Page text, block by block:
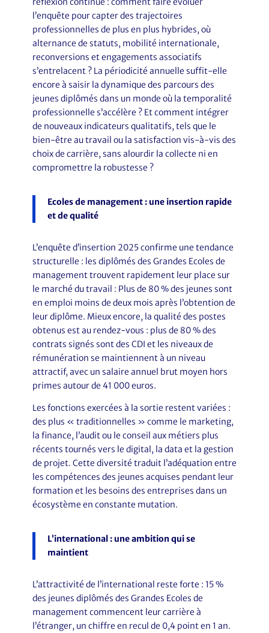
l’enquête pour capter des trajectoires
professionnelles de plus en plus hybrides, où
alternance de statuts, mobilité internationale,
reconversions et engagements associatifs
s’entrelacent ? La périodicité annuelle suffit-elle
encore à saisir la dynamique des parcours des
jeunes diplômés dans un monde où la temporalité
professionnelle s’accélère ? Et comment intégrer
de nouveaux indicateurs qualitatifs, tels que le
bien-être au travail ou la satisfaction vis-à-vis des
choix de carrière, sans alourdir la collecte ni en
compromettre la robustesse ?
Ecoles de management : une insertion rapide
et de qualité
L’enquête d’insertion 2025 confirme une tendance
structurelle : les diplômés des Grandes Ecoles de
management trouvent rapidement leur place sur
le marché du travail : Plus de 80 % des jeunes sont
en emploi moins de deux mois après l’obtention de
leur diplôme. Mieux encore, la qualité des postes
obtenus est au rendez-vous : plus de 80 % des
contrats signés sont des CDI et les niveaux de
rémunération se maintiennent à un niveau
attractif, avec un salaire annuel brut moyen hors
primes autour de 41 000 euros.
Les fonctions exercées à la sortie restent variées :
des plus « traditionnelles » comme le marketing,
la finance, l’audit ou le conseil aux métiers plus
récents tournés vers le digital, la data et la gestion
de projet. Cette diversité traduit l’adéquation entre
les compétences des jeunes acquises pendant leur
formation et les besoins des entreprises dans un
écosystème en constante mutation.
L’international : une ambition qui se
maintient
L’attractivité de l’international reste forte : 15 %
des jeunes diplômés des Grandes Ecoles de
management commencent leur carrière à
l’étranger, un chiffre en recul de 0,4 point en 1 an.